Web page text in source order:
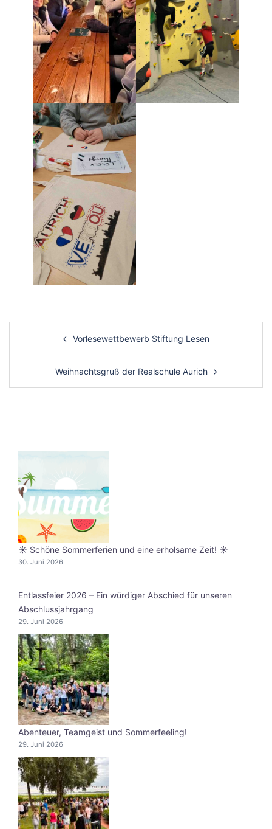
navigation
Vorlesewettbewerb Stiftung Lesen
Weihnachtsgruß der Realschule Aurich
☀️ Schöne Sommerferien und eine erholsame Zeit! ☀️
30. Juni 2026
Entlassfeier 2026 – Ein würdiger Abschied für unseren
Abschlussjahrgang
29. Juni 2026
Abenteuer, Teamgeist und Sommerfeeling!
29. Juni 2026